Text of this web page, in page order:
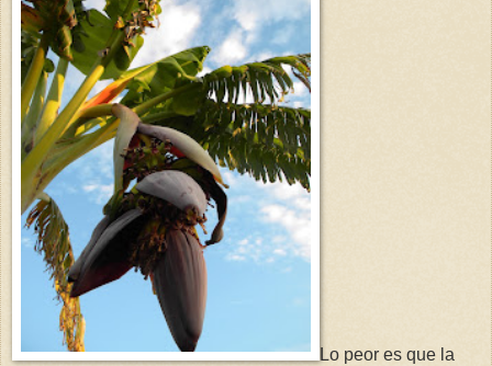
Lo peor es que la